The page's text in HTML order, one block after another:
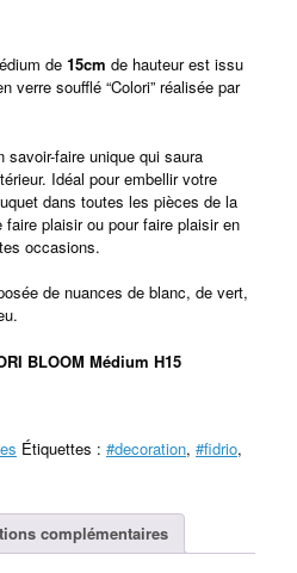
de 15cm de hauteur est issu
verre soufflé “Colori” réalisée par
savoir-faire unique qui saura
Idéal pour embellir votre
dans toutes les pièces de la
plaisir ou pour faire plaisir en
occasions.
de nuances de blanc, de vert,
BLOOM Médium H15
Étiquettes : #decoration, #fidrio,
complémentaires